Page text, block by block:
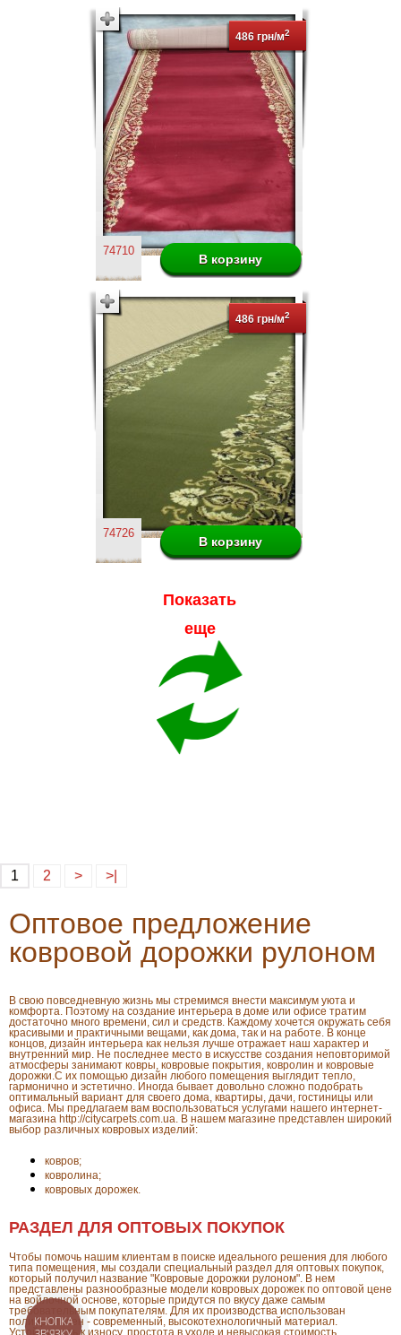
486 грн/м2
74710
486 грн/м2
74726
Показать
еще
1 2 > >|
Оптовое предложение
ковровой дорожки рулоном
В свою повседневную жизнь мы стремимся внести максимум уюта и
комфорта. Поэтому на создание интерьера в доме или офисе тратим
достаточно много времени, сил и средств. Каждому хочется окружать себя
красивыми и практичными вещами, как дома, так и на работе. В конце
концов, дизайн интерьера как нельзя лучше отражает наш характер и
внутренний мир. Не последнее место в искусстве создания неповторимой
атмосферы занимают ковры, ковровые покрытия, ковролин и ковровые
дорожки.С их помощью дизайн любого помещения выглядит тепло,
гармонично и эстетично. Иногда бывает довольно сложно подобрать
оптимальный вариант для своего дома, квартиры, дачи, гостиницы или
офиса. Мы предлагаем вам воспользоваться услугами нашего интернет-
магазина http://citycarpets.com.ua. В нашем магазине представлен широкий
выбор различных ковровых изделий:
ковров;
ковролина;
ковровых дорожек.
РАЗДЕЛ ДЛЯ ОПТОВЫХ ПОКУПОК
Чтобы помочь нашим клиентам в поиске идеального решения для любого
типа помещения, мы создали специальный раздел для оптовых покупок,
который получил название "Ковровые дорожки рулоном". В нем
представлены разнообразные модели ковровых дорожек по оптовой цене
на войлочной основе, которые придутся по вкусу даже самым
требовательным покупателям. Для их производства использован
полипропилен - современный, высокотехнологичный материал.
Устойчивость к износу, простота в уходе и невысокая стоимость
КНОПКА
ЗВ'ЯЗКУ